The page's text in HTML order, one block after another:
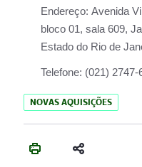
Endereço: Avenida
bloco 01, sala 609,
Estado do Rio de
Telefone: (021) 2747-
NOVAS AQUISIÇÕES